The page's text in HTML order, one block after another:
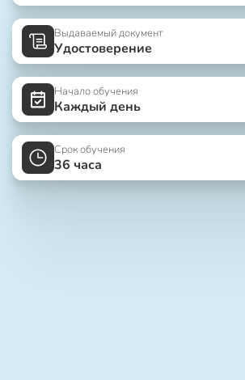
Выдаваемый документ
Удостоверение
Начало обучения
Каждый день
Срок обучения
36 часа